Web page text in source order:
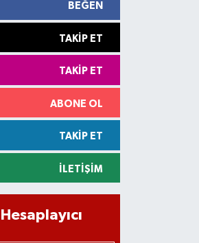
BEĞEN
TAKIP ET
TAKIP ET
ABONE OL
TAKIP ET
İLETIŞIM